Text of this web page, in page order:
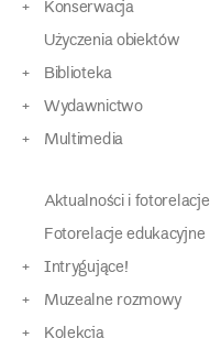
Konserwacja
Użyczenia obiektów
Biblioteka
Wydawnictwo
Multimedia
Aktualności i fotorelacje
Fotorelacje edukacyjne
Intrygujące!
Muzealne rozmowy